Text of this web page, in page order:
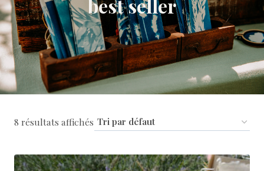
best seller
8 résultats affichés